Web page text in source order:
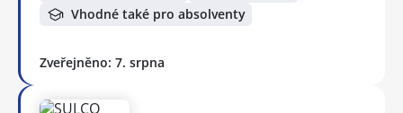
Vhodné také pro absolventy
Zveřejněno: 7. srpna